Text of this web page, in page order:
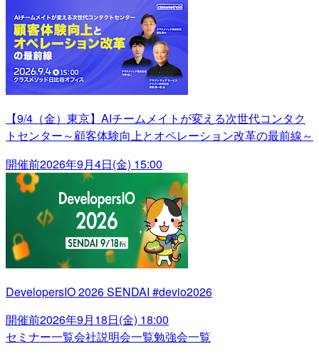
【9/4（金）東京】AIチームメイトが変える次世代コンタク
トセンター～顧客体験向上とオペレーション改革の最前線～
開催前2026年9月4日(金) 15:00
DevelopersIO 2026 SENDAI #devio2026
開催前2026年9月18日(金) 18:00
セミナー一覧会社説明会一覧勉強会一覧